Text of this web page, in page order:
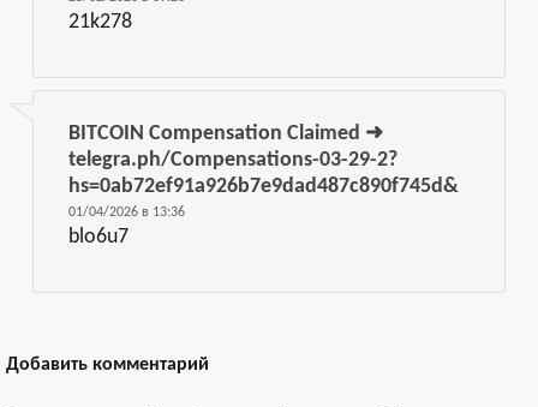
21k278
BITCOIN Compensation Claimed ➜
telegra.ph/Compensations-03-29-2?
hs=0ab72ef91a926b7e9dad487c890f745d&
01/04/2026 в 13:36
blo6u7
Добавить комментарий